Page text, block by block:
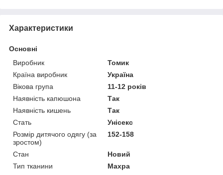
Характеристики
Основні
Виробник
Томик
Країна виробник
Україна
Вікова група
11-12 років
Наявність капюшона
Так
Наявність кишень
Так
Стать
Унісекс
Розмір дитячого одягу (за
зростом)
152-158
Стан
Новий
Тип тканини
Махра